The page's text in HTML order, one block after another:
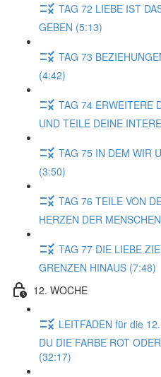
TAG 72 LIEBE IST
GEBEN (5:13)
TAG 73
(4:42)
TAG 74 ERWEITERE
UND TEILE DEINE
TAG 75 IN DEM WIR
(3:50)
TAG 76 TEILE VON
HERZEN DER
TAG 77 DIE LIEBE
GRENZEN HINAUS (7:48)
12. WOCHE
LEITFADEN für die
DU DIE FARBE ROT
(32:17)